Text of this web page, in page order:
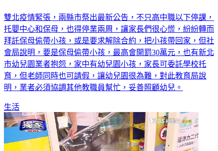
雙北疫情緊張，兩縣市祭出最新公告，不只高中職以下停課，
托嬰中心和保母，也得停業兩周，讓家長們很心慌，紛紛轉而
拜託保母偷帶小孩，或是要求解除合約，把小孩帶回家，但社
會局說明，要是保母偷帶小孩，最高會開罰30萬元，也有新北
市幼兒園業者抱怨，家中有幼兒園小孩，家長可委託學校托
育，但老師同時也可請假，讓幼兒園很為難，對此教育局說
明，業者必須協調其他教職員幫忙，妥善照顧幼兒。
生活